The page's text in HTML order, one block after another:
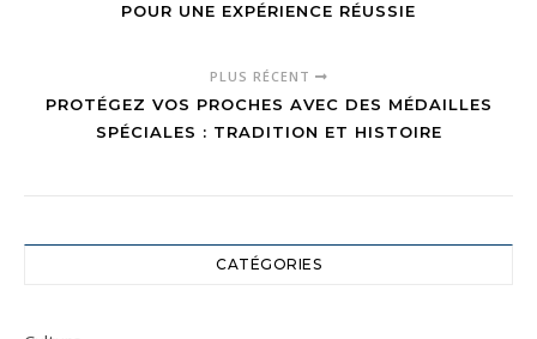
POUR UNE EXPÉRIENCE RÉUSSIE
PLUS RÉCENT
PROTÉGEZ VOS PROCHES AVEC DES MÉDAILLES
SPÉCIALES : TRADITION ET HISTOIRE
CATÉGORIES